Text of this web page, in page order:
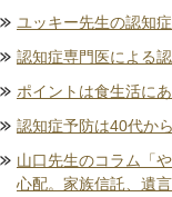
ユッキー先生の認知
認知症専門医による
ポイントは食生活に
認知症予防は40代か
山口先生のコラム「
心配。家族信託、遺